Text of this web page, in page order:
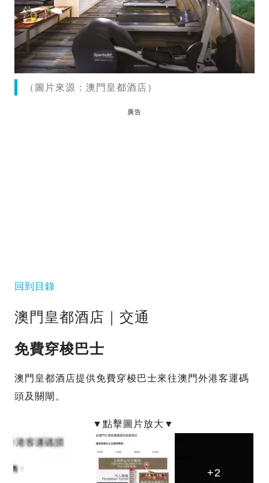
（圖片來源：澳門皇都酒店）
廣告
回到目錄
澳門皇都酒店｜交通
免費穿梭巴士
澳門皇都酒店提供免費穿梭巴士來往澳門外港客運碼
頭及關閘。
+2
+2
+2